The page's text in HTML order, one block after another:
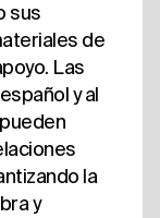
sus
de
Las
y al
la
y